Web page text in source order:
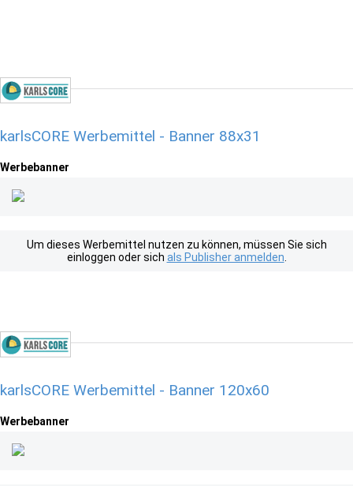
karlsCORE Werbemittel - Banner 88x31
Werbebanner
Um dieses Werbemittel nutzen zu können, müssen Sie sich
einloggen oder sich als Publisher anmelden
karlsCORE Werbemittel - Banner 120x60
Werbebanner